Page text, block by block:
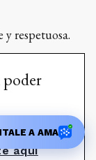
respetuosa.
poder
aquí
A AMA